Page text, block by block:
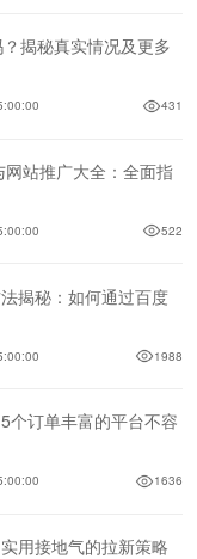
揭秘真实情况及更多
431
站推广大全：全面指
522
揭秘：如何通过百度
1988
个订单丰富的平台不容
1636
用接地气的拉新策略